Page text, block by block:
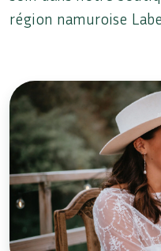
région namuroise